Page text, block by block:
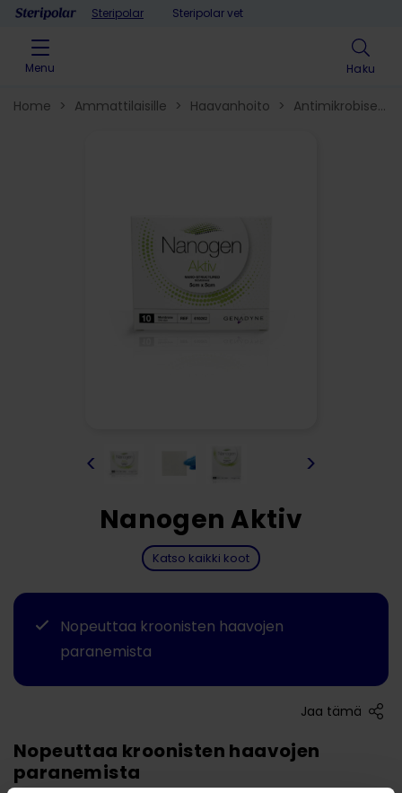
Skip to contentSteripolar Steripolar vet
Menu Haku
Home > Ammattilaisille > Haavanhoito > Antimikrobiset
Nopeuttaa kroonisten haavojen
paranemista
>
<
Nanogen Aktiv
Katso kaikki koot
Nopeuttaa kroonisten haavojen
paranemista
Jaa tämä